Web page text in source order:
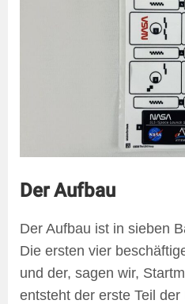
Der Aufbau
Der Aufbau ist in sieben
Die ersten vier
und der, sagen wir,
entsteht der erste Teil